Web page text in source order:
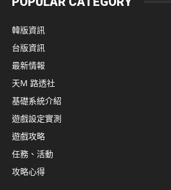
韓版資訊
台版資訊
最新情報
天M 路透社
基礎系統介紹
遊戲設定實測
遊戲攻略
任務、活動
攻略心得